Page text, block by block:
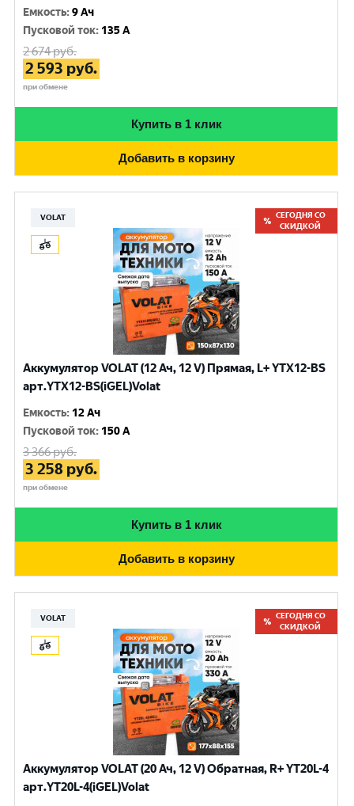
Емкость:9 Ач
Пусковой ток: 135 A
2 674руб.
2 593 руб.
при обмене
Купить в 1 клик
Добавить в корзину
VOLAT
СЕГОДНЯ СО
СКИДКОЙ
Аккумулятор VOLAT (12 Ач, 12 V) Прямая, L+ YTX12-BS
арт.YTX12-BS(iGEL)Volat
Емкость: 12 Ач
Пусковой ток: 150 A
3 366руб.
3 258 руб.
при обмене
Купить в 1 клик
Добавить в корзину
VOLAT
СЕГОДНЯ СО
СКИДКОЙ
Аккумулятор VOLAT (20 Ач, 12 V) Обратная, R+ YT20L-4
арт.YT20L-4(iGEL)Volat